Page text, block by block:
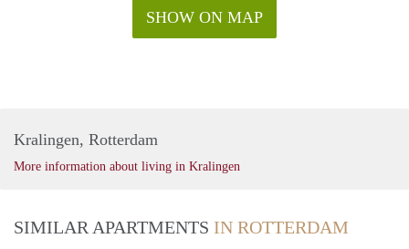
SHOW ON MAP
Kralingen, Rotterdam
More information about living in Kralingen
SIMILAR APARTMENTS IN ROTTERDAM